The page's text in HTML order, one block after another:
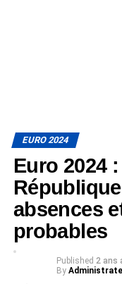
EURO 2024
Euro 2024
absences
probables
Published 2 ans
By